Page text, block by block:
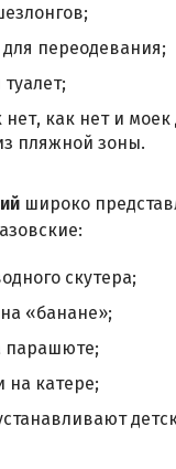
переодевания;
как нет и моек
пляжной зоны.
широко
скутера;
«банане»;
парашюте;
на катере;